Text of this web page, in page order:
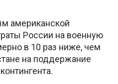
американской
России на военную
в 10 раз ниже, чем
на поддержание